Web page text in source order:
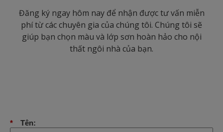
Đăng ký ngay hôm nay để nhận được tư vấn miễn
phí từ các chuyên gia của chúng tôi. Chúng tôi sẽ
giúp bạn chọn màu và lớp sơn hoàn hảo cho nội
thất ngôi nhà của bạn.